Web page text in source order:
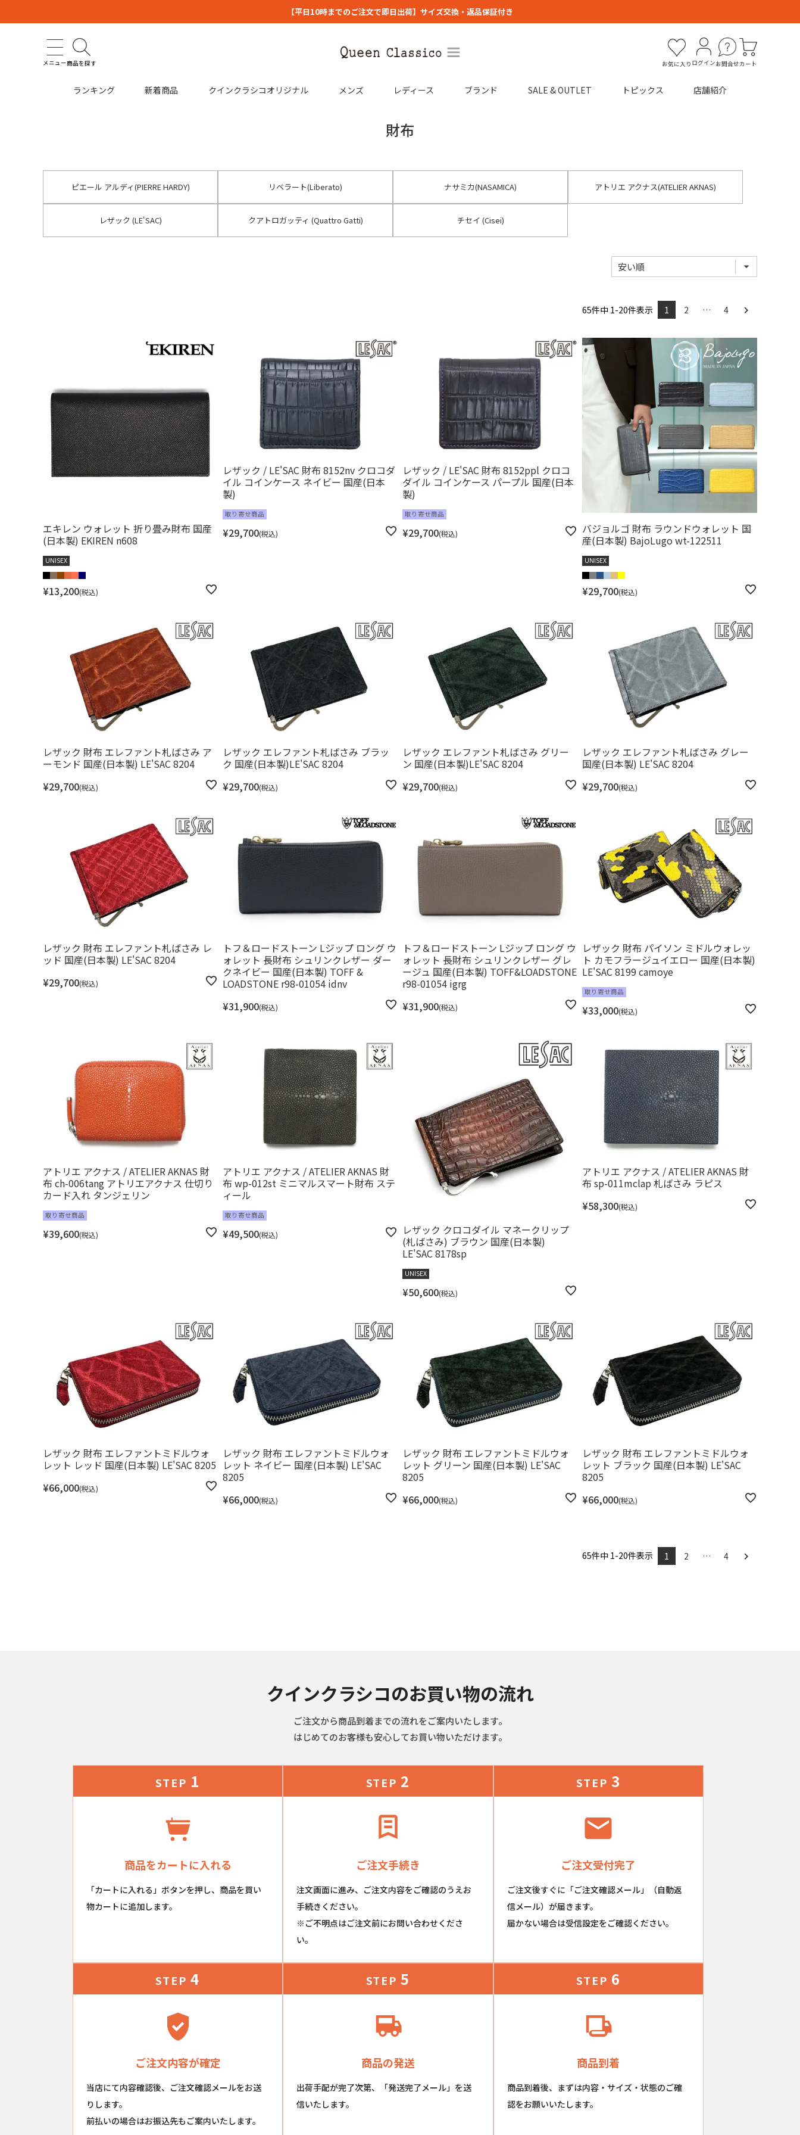
【平日10時までのご注文で即日出荷】サイズ交換・返品保証付き
メニュー商品を探す お気に入り ログインお問合せカート
ランキング 新着商品 クインクラシコオリジナル メンズ レディース ブランド SALE & OUTLET トピックス 店舗紹介
財布
ピエール アルディ(PIERRE HARDY) リベラート(Liberato) ナサミカ(NASAMICA) アトリエ アクナス(ATELIER AKNAS)
レザック (LE'SAC) クアトロガッティ (Quattro Gatti) チセイ (Cisei)
65件中 1-20件表示 1 2 … 4
エキレン ウォレット 折り畳み財布 国産
(日本製) EKIREN n608
UNISEX
¥13,200 税込
レザック / LE'SAC 財布 8152nv クロコダ
イル コインケース ネイビー 国産(日本
製)
取り寄せ商品
¥29,700 税込
レザック / LE'SAC 財布 8152ppl クロコ
ダイル コインケース パープル 国産(日本
製)
取り寄せ商品
¥29,700 税込
バジョルゴ 財布 ラウンドウォレット 国
産(日本製) BajoLugo wt-122511
UNISEX
¥29,700 税込
レザック 財布 エレファント札ばさみ ア
ーモンド 国産(日本製) LE'SAC 8204
¥29,700 税込
レザック エレファント札ばさみ ブラッ
ク 国産(日本製)LE'SAC 8204
¥29,700 税込
レザック エレファント札ばさみ グリー
ン 国産(日本製)LE'SAC 8204
¥29,700 税込
レザック エレファント札ばさみ グレー
国産(日本製) LE'SAC 8204
¥29,700 税込
レザック 財布 エレファント札ばさみ レ
ッド 国産(日本製) LE'SAC 8204
¥29,700 税込
トフ＆ロードストーン Lジップ ロング ウ
ォレット 長財布 シュリンクレザー ダー
クネイビー 国産(日本製) TOFF &
LOADSTONE r98-01054 idnv
¥31,900 税込
トフ＆ロードストーン Lジップ ロング ウ
ォレット 長財布 シュリンクレザー グレ
ージュ 国産(日本製) TOFF&LOADSTONE
r98-01054 igrg
¥31,900 税込
レザック 財布 パイソン ミドルウォレッ
ト カモフラージュイエロー 国産(日本製)
LE'SAC 8199 camoye
取り寄せ商品
¥33,000 税込
アトリエ アクナス / ATELIER AKNAS 財
布 ch-006tang アトリエアクナス 仕切り
カード入れ タンジェリン
取り寄せ商品
¥39,600 税込
アトリエ アクナス / ATELIER AKNAS 財
布 wp-012st ミニマルスマート財布 ステ
ィール
取り寄せ商品
¥49,500 税込
レザック クロコダイル マネークリップ
(札ばさみ) ブラウン 国産(日本製)
LE'SAC 8178sp
UNISEX
¥50,600 税込
アトリエ アクナス / ATELIER AKNAS 財
布 sp-011mclap 札ばさみ ラピス
¥58,300 税込
レザック 財布 エレファントミドルウォ
レット レッド 国産(日本製) LE'SAC 8205
¥66,000 税込
レザック 財布 エレファントミドルウォ
レット ネイビー 国産(日本製) LE'SAC
8205
¥66,000 税込
レザック 財布 エレファントミドルウォ
レット グリーン 国産(日本製) LE'SAC
8205
¥66,000 税込
レザック 財布 エレファントミドルウォ
レット ブラック 国産(日本製) LE'SAC
8205
¥66,000 税込
65件中 1-20件表示 1 2 … 4
クインクラシコのお買い物の流れ
ご注文から商品到着までの流れをご案内いたします。
はじめてのお客様も安心してお買い物いただけます。
STEP 1
商品をカートに入れる
「カートに入れる」ボタンを押し、商品を買い
物カートに追加します。
STEP 2
ご注文手続き
注文画面に進み、ご注文内容をご確認のうえお
手続きください。
※ご不明点はご注文前にお問い合わせくださ
い。
STEP 3
ご注文受付完了
ご注文後すぐに「ご注文確認メール」（自動返
信メール）が届きます。
届かない場合は受信設定をご確認ください。
STEP 4
ご注文内容が確定
当店にて内容確認後、ご注文確認メールをお送
りします。
前払いの場合はお振込先もご案内いたします。
STEP 5
商品の発送
出荷手配が完了次第、「発送完了メール」を送
信いたします。
STEP 6
商品到着
商品到着後、まずは内容・サイズ・状態のご確
認をお願いいたします。